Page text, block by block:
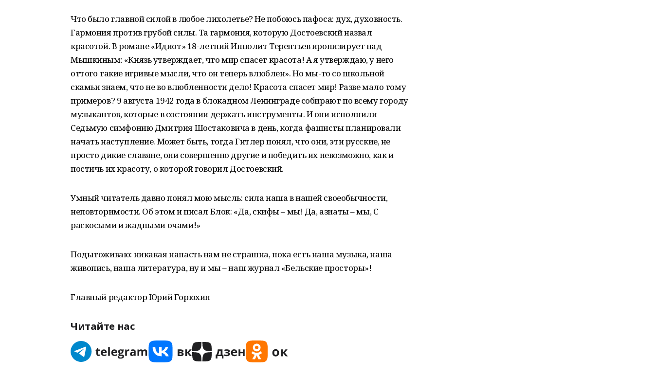
Что было главной силой в любое лихолетье? Не побоюсь пафоса: дух, духовность.
Гармония против грубой силы. Та гармония, которую Достоевский назвал
красотой. В романе «Идиот» 18-летний Ипполит Терентьев иронизирует над
Мышкиным: «Князь утверждает, что мир спасет красота! А я утверждаю, у него
оттого такие игривые мысли, что он теперь влюблен». Но мы-то со школьной
скамьи знаем, что не во влюбленности дело! Красота спасет мир! Разве мало тому
примеров? 9 августа 1942 года в блокадном Ленинграде собирают по всему городу
музыкантов, которые в состоянии держать инструменты. И они исполнили
Седьмую симфонию Дмитрия Шостаковича в день, когда фашисты планировали
начать наступление. Может быть, тогда Гитлер понял, что они, эти русские, не
просто дикие славяне, они совершенно другие и победить их невозможно, как и
постичь их красоту, о которой говорил Достоевский.
Умный читатель давно понял мою мысль: сила наша в нашей своеобычности,
неповторимости. Об этом и писал Блок: «Да, скифы – мы! Да, азиаты – мы, С
раскосыми и жадными очами!»
Подытоживаю: никакая напасть нам не страшна, пока есть наша музыка, наша
живопись, наша литература, ну и мы – наш журнал «Бельские просторы»!
Главный редактор Юрий Горюхин
Читайте нас